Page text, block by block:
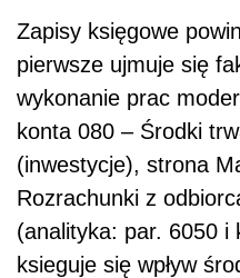
Zapisy księgowe
pierwsze ujmuje się
wykonanie prac
konta 080 – Środki
(inwestycje), strona
Rozrachunki z
(analityka: par. 6050 i
ksieguje się wpływ